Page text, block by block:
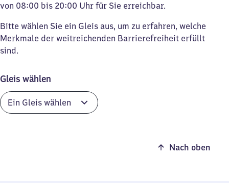
von 08:00 bis 20:00 Uhr für Sie erreichbar.
Bitte wählen Sie ein Gleis aus, um zu erfahren, welche
Merkmale der weitreichenden Barrierefreiheit erfüllt
sind.
Gleis wählen
Nach oben